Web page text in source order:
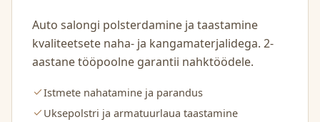
Auto salongi polsterdamine ja taastamine
kvaliteetsete naha- ja kangamaterjalidega. 2-
aastane tööpoolne garantii nahktöödele.
checkIstmete nahatamine ja parandus
check Uksepolstri ja armatuurlaua taastamine